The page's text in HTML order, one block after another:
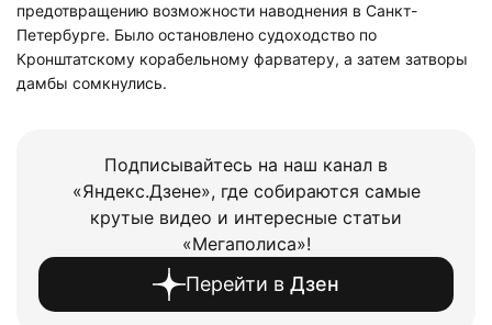
предотвращению возможности наводнения в Санкт-
Петербурге. Было остановлено судоходство по
Кронштатскому корабельному фарватеру, а затем затворы
дамбы сомкнулись.
Подписывайтесь на наш канал в
«Яндекс.Дзене», где собираются самые
крутые видео и интересные статьи
«Мегаполиса»!
Перейти в Дзен